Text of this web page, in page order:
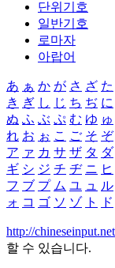
단위기호
일반기호
로마자
아랍어
あ ぁ か が さ ざ た
き ぎ し じ ち ぢ に
ぬ ふ ぶ ぷ む ゆ ゅ
れ お ぉ こ ご そ ぞ
ア ァ カ サ ザ タ ダ
ギ シ ジ チ ヂ ニ ヒ
フ ブ プ ム ユ ュ ル
ォ コ ゴ ソ ゾ ト ド
http://
할 수 있습니다.